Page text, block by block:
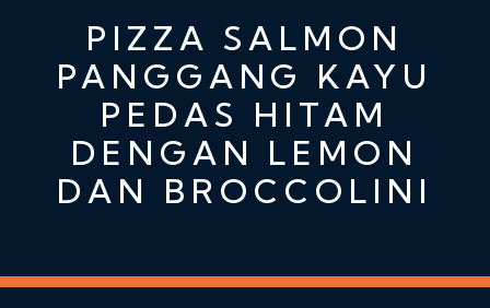
PIZZA SALMON
PANGGANG KAYU
PEDAS HITAM
DENGAN LEMON
DAN BROCCOLINI